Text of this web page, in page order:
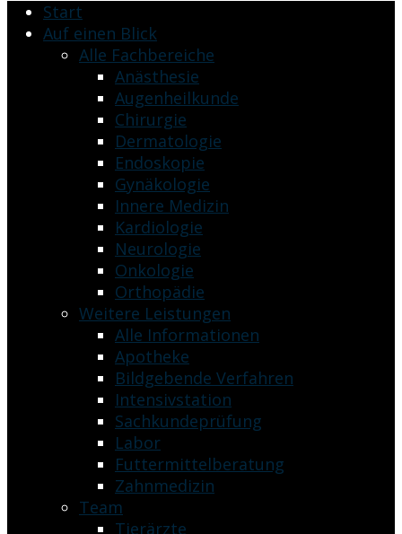
Start
Auf einen Blick
Alle Fachbereiche
Anästhesie
Augenheilkunde
Chirurgie
Dermatologie
Endoskopie
Gynäkologie
Innere Medizin
Kardiologie
Neurologie
Onkologie
Orthopädie
Weitere Leistungen
Alle Informationen
Apotheke
Bildgebende Verfahren
Intensivstation
Sachkundeprüfung
Labor
Futtermittelberatung
Zahnmedizin
Team
Tierärzte